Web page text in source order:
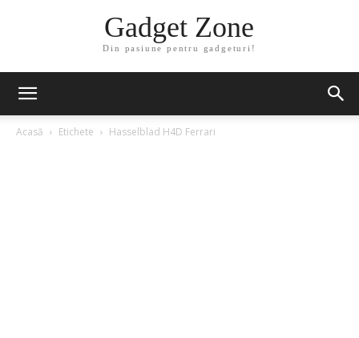
Gadget Zone
Din pasiune pentru gadgeturi!
Acasă Etichete Hasselblad H4D Ferrari